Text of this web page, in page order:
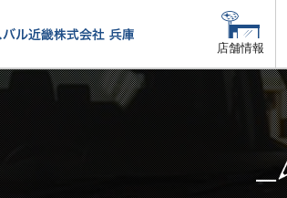
店舗情報
店舗情報 店舗一覧
地域でさがす
カーラインアップ
カーラインアップ一覧
乗用車
メンテナンス・サービス
メンテナンス・サービストップ
車検・定期点検をする